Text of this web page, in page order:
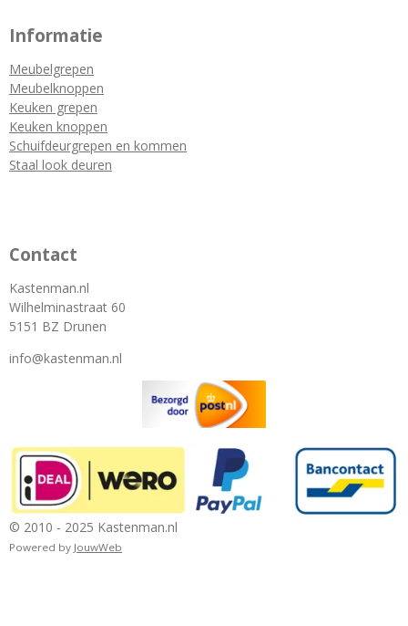
Informatie
Meubelgrepen
Meubelknoppen
Keuken grepen
Keuken knoppen
Schuifdeurgrepen en kommen
Staal look deuren
Contact
Kastenman.nl
Wilhelminastraat 60
5151 BZ Drunen
info@kastenman.nl
© 2010 - 2025 Kastenman.nl
Powered by JouwWeb